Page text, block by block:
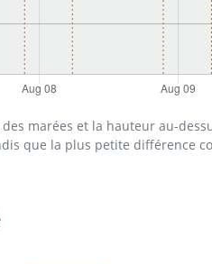
marées et la hauteur au-
que la plus petite différence